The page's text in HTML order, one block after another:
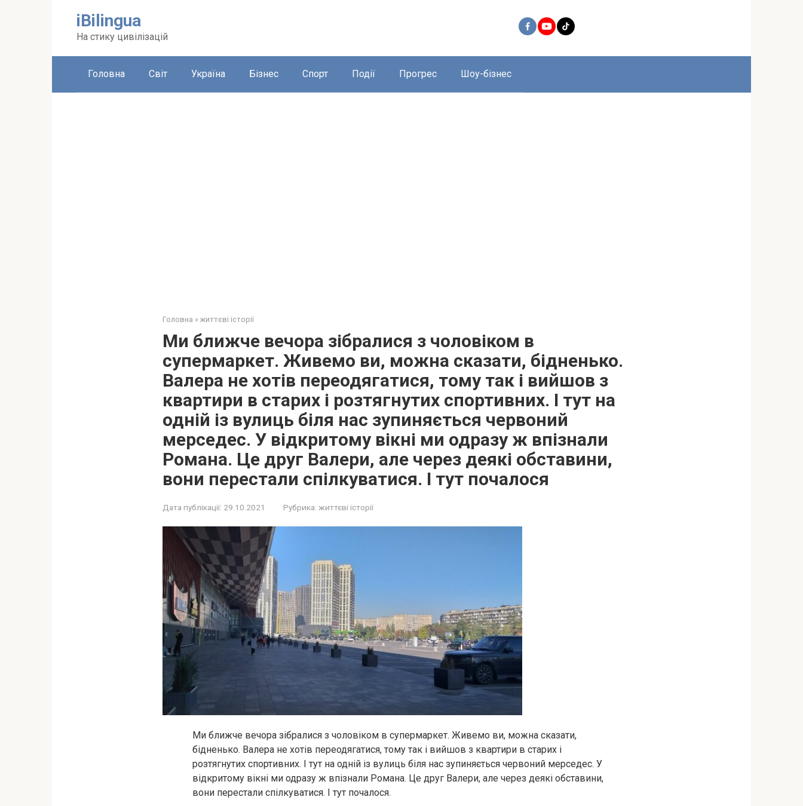
iBilingua
На стику цивілізацій
Головна Світ Україна Бізнес Спорт Події Прогрес Шоу-бізнес
Головна » життєві історії
Ми ближче вечора зібралися з чоловіком в
супермаркет. Живемо ви, можна сказати, бідненько.
Валера не хотів переодягатися, тому так і вийшов з
квартири в старих і розтягнутих спортивних. І тут на
одній із вулиць біля нас зупиняється червоний
мерседес. У відкритому вікні ми одразу ж впізнали
Романа. Це друг Валери, але через деякі обставини,
вони перестали спілкуватися. І тут почалося
Дата публікації: 29.10.2021 Рубрика: життєві історії
Ми ближче вечора зібралися з чоловіком в супермаркет. Живемо ви, можна сказати,
бідненько. Валера не хотів переодягатися, тому так і вийшов з квартири в старих і
розтягнутих спортивних. І тут на одній із вулиць біля нас зупиняється червоний мерседес. У
відкритому вікні ми одразу ж впізнали Романа. Це друг Валери, але через деякі обставини,
вони перестали спілкуватися. І тут почалося.